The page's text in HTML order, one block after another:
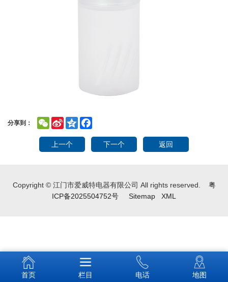
分享到： WeChatSina
Weibo
Qzone
上一个 下一个 返回
Copyright © 江门市爱威特电器有限公司 All rights reserved. 粤
ICP备2025504752号
Sitemap XML
首页 栏目 电话 地图